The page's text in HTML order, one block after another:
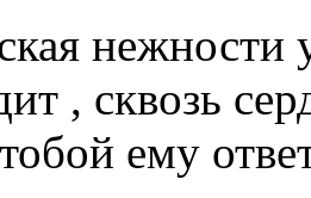
нежности
, сквозь
ему